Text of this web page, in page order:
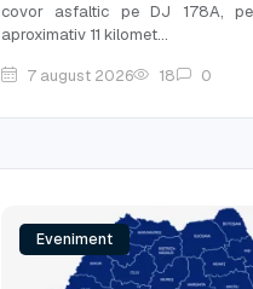
covor asfaltic pe DJ 178A,
aproximativ 11 kilomet...
7 august 2026
18 0
Eveniment